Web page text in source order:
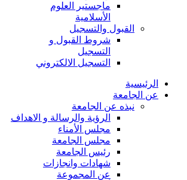
ماجستير العلوم
الأسلامية
القبول والتسجيل
شروط القبول و
التسجيل
التسجيل الالكتروني
الرئيسية
عن الجامعة
نبذه عن الجامعة
الرؤية والرسالة و الاهداف
مجلس الأمناء
مجلس الجامعة
رئيس الجامعة
شهادات وانجازات
عن المجموعة